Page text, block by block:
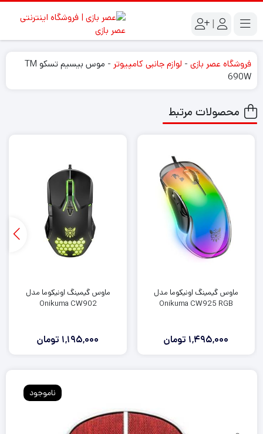
|
فروشگاه عصر بازی - لوازم جانبی کامپیوتر -
موس بیسیم تسکو TM
690W
محصولات مرتبط
ماوس گیمینگ اونیکوما مدل
Onikuma CW925 RGB
1,495,000 تومان
ماوس گیمینگ اونیکوما مدل
Onikuma CW902
1,195,000 تومان
ناموجود